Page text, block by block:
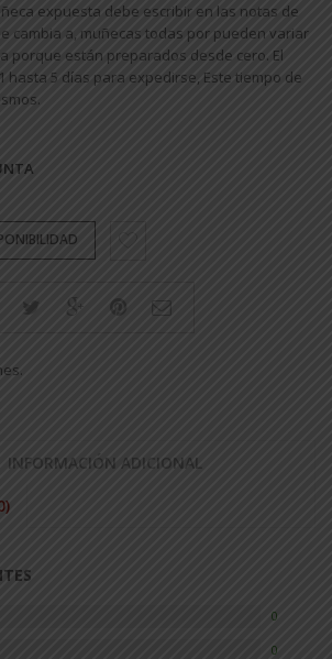
expuesta debe escribir en las notas de
cambia a, muñecas todas por pueden variar
porque están preparados desde cero. El
hasta 5 días para expedirse, Este tiempo de
.
INFORMACIÓN ADICIONAL
0
0